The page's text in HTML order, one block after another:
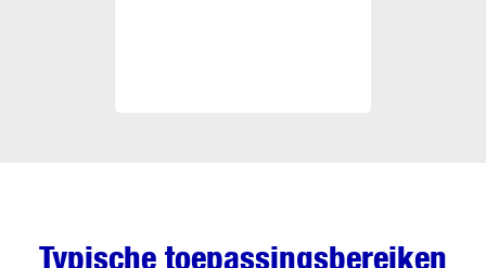
Typische toepassingsbereiken